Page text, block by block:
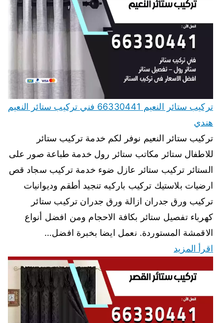
تركيب ستائر النعيم 66330441 فني تركيب ستائر النعيم
هندي
تركيب ستائر النعيم نوفر لكم خدمة تركيب ستائر
للاطفال ستائر مكاتب ستائر رول خدمة طباعة صور على
الستائر تركيب ستائر عازل ضوء خدمة تركيب سجاد قص
ارضيات بلاستيك تركيب باركيه تنجيد أطقم وديوانيات
تركيب ورق جدران ازالة ورق جدران تركيب ستائر
كهرباء تفصيل ستائر بكافة الاحجام ومن افضل أنواع
الاقمشة المستوردة. نعمل ايضا بخبرة افضل…
اقرأ المزيد